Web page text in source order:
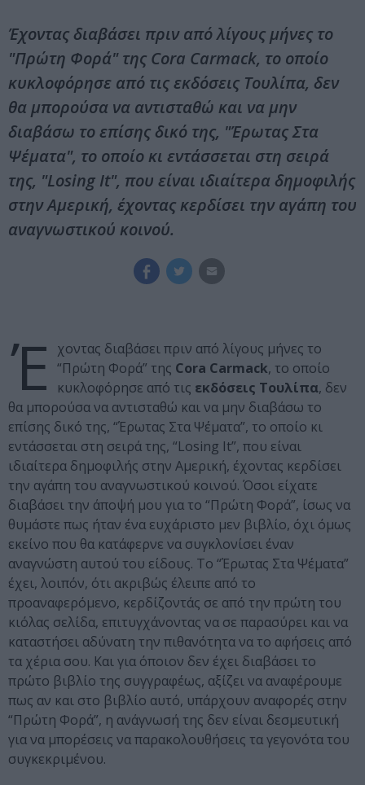
Έχοντας διαβάσει πριν από λίγους μήνες το
"Πρώτη Φορά" της Cora Carmack, το οποίο
κυκλοφόρησε από τις εκδόσεις Τουλίπα, δεν
θα μπορούσα να αντισταθώ και να μην
διαβάσω το επίσης δικό της, "Έρωτας Στα
Ψέματα", το οποίο κι εντάσσεται στη σειρά
της, "Losing It", που είναι ιδιαίτερα δημοφιλής
στην Αμερική, έχοντας κερδίσει την αγάπη του
αναγνωστικού κοινού.
Έ
χοντας διαβάσει πριν από λίγους μήνες το
“Πρώτη Φορά” της Cora Carmack, το οποίο
κυκλοφόρησε από τις εκδόσεις Τουλίπα, δεν
θα μπορούσα να αντισταθώ και να μην διαβάσω το
επίσης δικό της, “Έρωτας Στα Ψέματα”, το οποίο κι
εντάσσεται στη σειρά της, “Losing It”, που είναι
ιδιαίτερα δημοφιλής στην Αμερική, έχοντας κερδίσει
την αγάπη του αναγνωστικού κοινού. Όσοι είχατε
διαβάσει την άποψή μου για το “Πρώτη Φορά”, ίσως να
θυμάστε πως ήταν ένα ευχάριστο μεν βιβλίο, όχι όμως
εκείνο που θα κατάφερνε να συγκλονίσει έναν
αναγνώστη αυτού του είδους. Το “Έρωτας Στα Ψέματα”
έχει, λοιπόν, ότι ακριβώς έλειπε από το
προαναφερόμενο, κερδίζοντάς σε από την πρώτη του
κιόλας σελίδα, επιτυγχάνοντας να σε παρασύρει και να
καταστήσει αδύνατη την πιθανότητα να το αφήσεις από
τα χέρια σου. Και για όποιον δεν έχει διαβάσει το
πρώτο βιβλίο της συγγραφέως, αξίζει να αναφέρουμε
πως αν και στο βιβλίο αυτό, υπάρχουν αναφορές στην
“Πρώτη Φορά”, η ανάγνωσή της δεν είναι δεσμευτική
για να μπορέσεις να παρακολουθήσεις τα γεγονότα του
συγκεκριμένου.